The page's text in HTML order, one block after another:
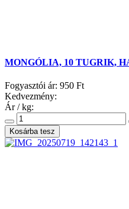
MONGÓLIA, 10 TUGRIK,
Fogyasztói ár: 950 Ft
Kedvezmény:
Ár / kg: